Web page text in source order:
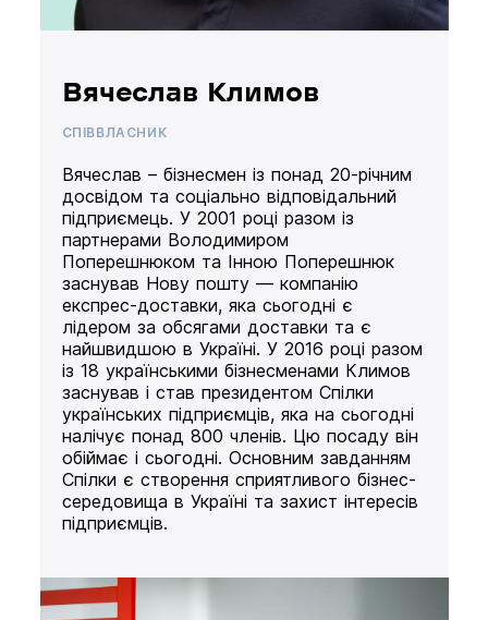
Вячеслав Климов
СПІВВЛАСНИК
Вячеслав – бізнесмен із понад 20-річним
досвідом та соціально відповідальний
підприємець. У 2001 році разом із
партнерами Володимиром
Поперешнюком та Інною Поперешнюк
заснував Нову пошту — компанію
експрес-доставки, яка сьогодні є
лідером за обсягами доставки та є
найшвидшою в Україні. У 2016 році разом
із 18 українськими бізнесменами Климов
заснував і став президентом Спілки
українських підприємців, яка на сьогодні
налічує понад 800 членів. Цю посаду він
обіймає і сьогодні. Основним завданням
Спілки є створення сприятливого бізнес-
середовища в Україні та захист інтересів
підприємців.